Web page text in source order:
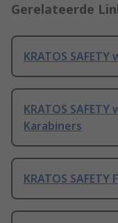
Gerelateerde
KRATOS
KRATOS
Karabiners
KRATOS